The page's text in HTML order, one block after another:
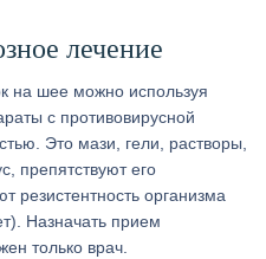
лечение
на шее можно используя
с противовирусной
Это мази, гели, растворы,
препятствуют его
резистентность организма
Назначать прием
только врач.